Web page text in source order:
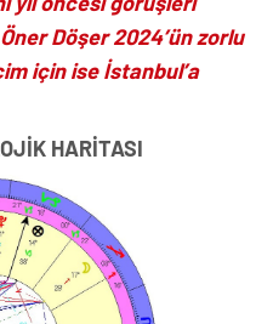
Döşer2024’ün zorlu
için ise İstanbul’a
HARİTASI